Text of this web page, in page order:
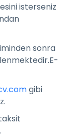
isterseniz
sonra
gibi